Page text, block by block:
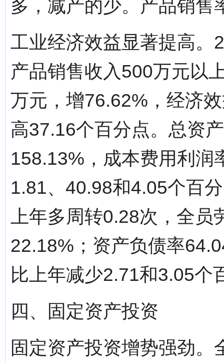
多，减产的少。产品销售
工业经济效益显著提高。
产品销售收入500万元以
万元，增76.62%，经济
高37.16个百分点。总资
158.13%，成本费用利润
1.81、40.98和4.05个百
上年多周转0.28次，全
22.18%；资产负债率
比上年减少2.71和3.05个
四、固定资产投资
固定资产投资增势强劲